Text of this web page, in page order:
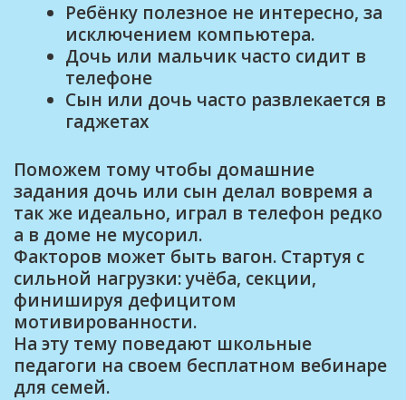
Ребёнку полезное не интересно, за
исключением компьютера.
Дочь или мальчик часто сидит в
телефоне
Сын или дочь часто развлекается в
гаджетах
Поможем тому чтобы домашние
задания дочь или сын делал вовремя а
так же идеально, играл в телефон редко
а в доме не мусорил.
Факторов может быть вагон. Стартуя с
сильной нагрузки: учёба, секции,
финишируя дефицитом
мотивированности.
На эту тему поведают школьные
педагоги на своем бесплатном вебинаре
для семей.